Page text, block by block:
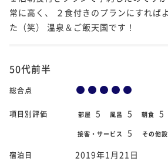
常に高く、 ２食付きのプランにすれば
た（笑） 温泉＆ご飯天国です！
50代前半
総合点
項目別評価 部屋 5 風呂 5 朝食 5
接客・サービス 5 その他
宿泊日 2019年1月21日